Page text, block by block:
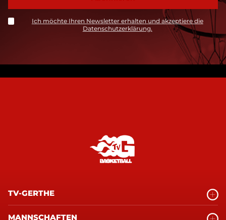
Ich möchte Ihren Newsletter erhalten und akzeptiere die
Datenschutzerklärung.
TV-GERTHE
MANNSCHAFTEN